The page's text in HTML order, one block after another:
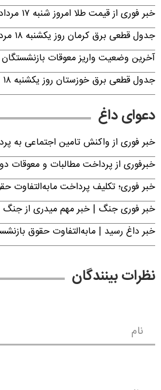
خبر فوری از قیمت طلا امروز شنبه ۱۷ مرداد ۱۴۰۵ | طلای دست دوم و آبشده چند؟
جدول قطعی برق کرمان روز یکشنبه ۱۸ مرداد ۱۴۰۵ | برنامه خاموشی برق کرمان اعلام شد
آخرین وضعیت واریز معوقات
جدول قطعی برق خوزستان روز یکشنبه ۱۸ مرداد ۱۴۰۵ | برنامه خاموشی برق اهواز اعلام شد
دعوای داغ
خبر فوری از واکنش تامین اجتماعی به پرداخت
خبرفوری از پرداخت مطالبات و معوقات دو
خبر فوری؛ تکلیف پرداخت مابه‌التفاوت
خبر فوری جنگ | خبر مهم میدری از جنگ
خبر داغ رسید | مابه‌التفاوت حقوق
نظرات بینندگان
نام